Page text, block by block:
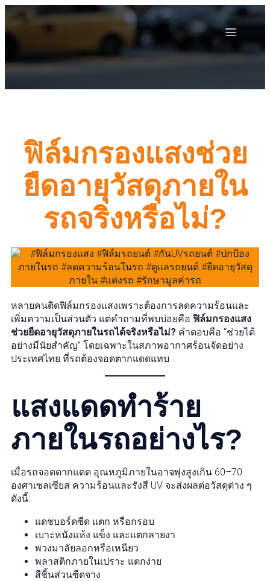
ฟิล์มกรองแสงช่วย
ยืดอายุวัสดุภายใน
รถจริงหรือไม่?
หลายคนติดฟิล์มกรองแสงเพราะต้องการลดความร้อนและ
เพิ่มความเป็นส่วนตัว แต่คำถามที่พบบ่อยคือ ฟิล์มกรองแสง
ช่วยยืดอายุวัสดุภายในรถได้จริงหรือไม่? คำตอบคือ “ช่วยได้
อย่างมีนัยสำคัญ” โดยเฉพาะในสภาพอากาศร้อนจัดอย่าง
ประเทศไทย ที่รถต้องจอดตากแดดแทบ
แสงแดดทำร้าย
ภายในรถอย่างไร?
เมื่อรถจอดตากแดด อุณหภูมิภายในอาจพุ่งสูงเกิน 60–70
องศาเซลเซียส ความร้อนและรังสี UV จะส่งผลต่อวัสดุต่าง ๆ
ดังนี้:
แดชบอร์ดซีด แตก หรือกรอบ
เบาะหนังแห้ง แข็ง และแตกลายงา
พวงมาลัยลอกหรือเหนียว
พลาสติกภายในเปราะ แตกง่าย
สีชิ้นส่วนซีดจาง